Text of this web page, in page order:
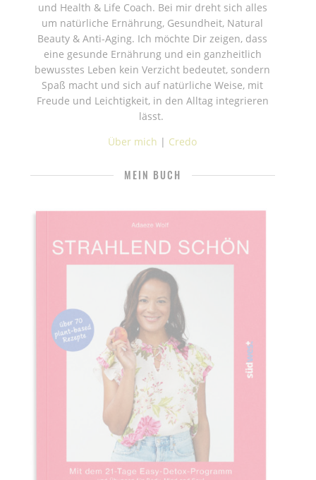
und Health & Life Coach. Bei mir dreht sich alles
um natürliche Ernährung, Gesundheit, Natural
Beauty & Anti-Aging. Ich möchte Dir zeigen, dass
eine gesunde Ernährung und ein ganzheitlich
bewusstes Leben kein Verzicht bedeutet, sondern
Spaß macht und sich auf natürliche Weise, mit
Freude und Leichtigkeit, in den Alltag integrieren
lässt.
Über mich | Credo
MEIN BUCH